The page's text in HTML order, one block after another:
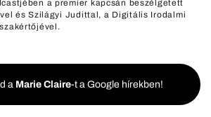
a premier kapcsán beszélgetett
és Szilágyi Judittal, a Digitális Irodalmi
a Marie Claire-t a Google hírekben!